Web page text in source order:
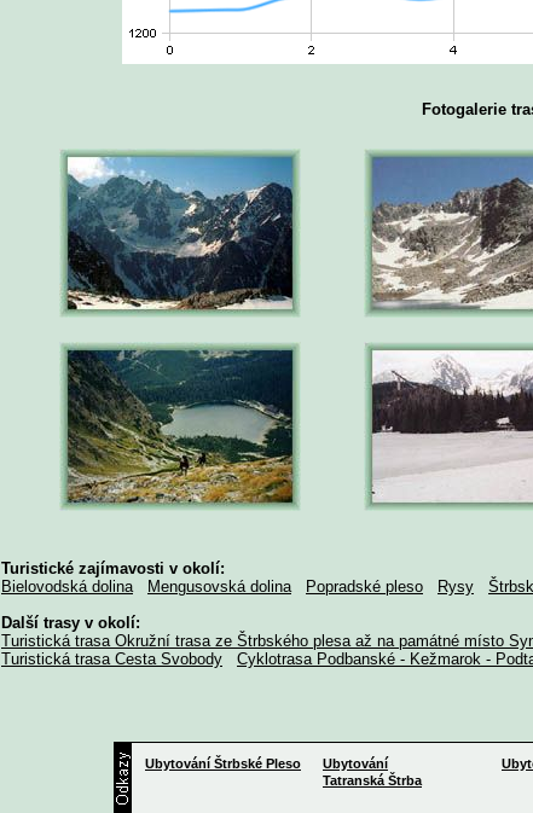
Fotogalerie
Turistické zajímavosti v okolí:
Bielovodská dolina
Mengusovská dolina Popradské pleso Rysy
Další trasy v okolí:
Turistická trasa Okružní trasa ze Štrbského plesa až na památné místo
Turistická trasa Cesta Svobody
Cyklotrasa Podbanské - Kežmarok -
Ubytování Štrbské Pleso
Ubytování
Tatranská Štrba